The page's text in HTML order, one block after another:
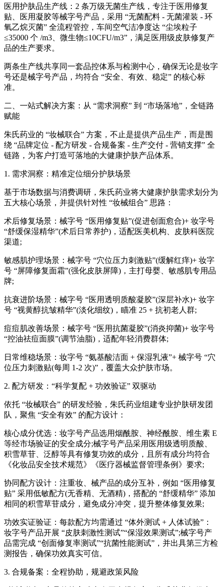
医用护肤品生产线：2 条万级无菌生产线，专注于医用修复
贴、医用凝胶等械字号产品，采用 “无菌配料 - 无菌灌装 - 环
氧乙烷灭菌” 全流程管控，车间空气洁净度达 “尘埃粒子
≤35000 个 /m3、微生物≤10CFU/m3”，满足医用级皮肤修复产
品的生产要求。
两条生产线共享同一套品控体系与检测中心，确保无论是妆字
号还是械字号产品，均符合 “安全、有效、稳定” 的核心标
准。
二、一站式解决方案：从 “需求洞察” 到 “市场落地”，全链路
赋能
朱氏药业的 “妆械联合” 方案，不止是提供产品生产，而是围
绕 “品牌定位 - 配方研发 - 合规备案 - 生产交付 - 营销支撑” 全
链路，为客户打造可落地的大健康护肤产品体系。
1. 需求洞察：精准定位细分护肤场景
基于市场数据与消费调研，朱氏药业将大健康护肤需求划分为
五大核心场景，并提供针对性 “妆械组合” 思路：
术后修复场景：械字号 “医用修复贴”(促进创面愈合)+ 妆字号
“舒缓保湿精华”(术后日常养护)，适配医美机构、皮肤科医院
渠道;
敏感肌护理场景：械字号 “穴位压力刺激贴”(缓解红痒)+ 妆字
号 “屏障修复面霜”(强化皮肤屏障)，主打母婴、敏感肌专用品
牌;
抗衰进阶场景：械字号 “医用透明质酸凝胶”(深层补水)+ 妆字
号 “视黄醇抗皱精华”(淡化细纹)，瞄准 25 + 抗初老人群;
痘痘肌改善场景：械字号 “医用抗菌凝胶”(消炎抑菌)+ 妆字号
“控油祛痘面膜”(调节油脂)，适配年轻消费群体;
日常维稳场景：妆字号 “氨基酸洁面 + 保湿乳液”+ 械字号 “穴
位压力刺激贴(每周 1-2 次)”，覆盖大众护肤市场。
2. 配方研发：“科学复配 + 功效验证” 双驱动
依托 “妆械联合” 的研发经验，朱氏药业组建专业护肤研发团
队，聚焦 “安全有效” 的配方设计：
核心成分优选：妆字号产品选用烟酰胺、神经酰胺、维生素 E
等经市场验证的安全成分;械字号产品采用医用级透明质酸、
积雪草苷、泛醇等具有修复功效的成分，且所有成分均符合
《化妆品安全技术规范》《医疗器械监督管理条例》要求;
协同配方设计：注重妆、械产品的成分互补，例如 “医用修复
贴” 采用低敏配方(无香精、无酒精)，搭配的 “舒缓精华” 添加
相同的积雪草苷成分，避免成分冲突，提升整体修复效果;
功效实证验证：每款配方均需通过 “体外测试 + 人体试验”：
妆字号产品开展 “皮肤刺激性测试”“保湿效果测试”;械字号产
品需完成 “创面修复率测试”“抗菌性能测试”，并出具第三方检
测报告，确保功效真实可信。
3. 合规备案：全程协助，规避政策风险